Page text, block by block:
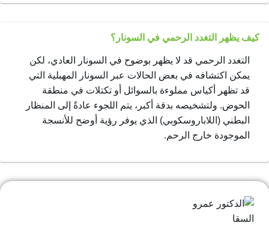
كيف يظهر التغدد الرحمي في السونار؟
التغدد الرحمي قد لا يظهر بوضوح في السونار العادي، لكن
يمكن اكتشافه في بعض الحالات عبر السونار المهبلية التي
قد تظهر أكياس مملوءة بالسوائل أو تكتلات في منطقة
الحوض. ولتشخيصه بدقة أكبر، يتم اللجوء عادةً إلى المنظار
البطني (اللاباروسكوبي) الذي يوفر رؤية أوضح للأنسجة
الموجودة خارج الرحم.